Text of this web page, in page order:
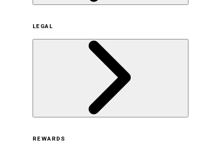
サステナビリティの取り組み（日本）
サステナビリティの取り組み（米国/英語）
ヒストリー
採用情報
LEGAL
REWARDS